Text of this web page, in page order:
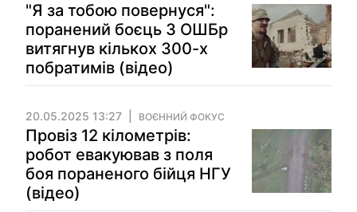
"Я за тобою повернуся":
поранений боєць 3 ОШБр
витягнув кількох 300-х
побратимів (відео)
20.05.2025 13:27 ВОЄННИЙ ФОКУС
Провіз 12 кілометрів:
робот евакуював з поля
боя пораненого бійця НГУ
(відео)